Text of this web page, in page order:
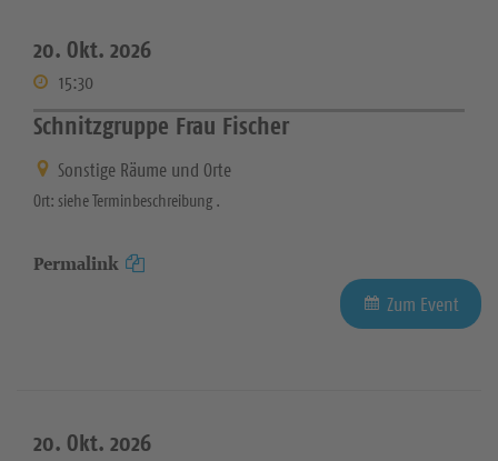
20. Okt. 2026
15:30
Schnitzgruppe Frau Fischer
Sonstige Räume und Orte
Ort: siehe Terminbeschreibung .
Permalink
Zum Event
20. Okt. 2026